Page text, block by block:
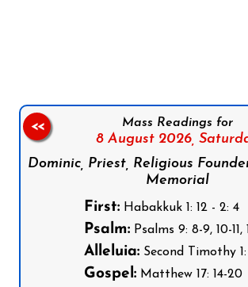
Mass Readings for
8 August 2026,
Dominic, Priest, Religious
Memorial
First:Habakkuk 1: 12 - 2: 4
Psalm:Psalms 9: 8-9, 10-11,
Alleluia:Second Timothy 1:
Gospel:Matthew 17: 14-20
<<